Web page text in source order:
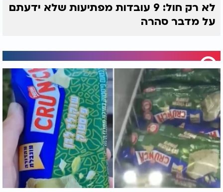
לא רק חול: 9 עובדות מפתיעות שלא ידעתם
על מדבר סהרה